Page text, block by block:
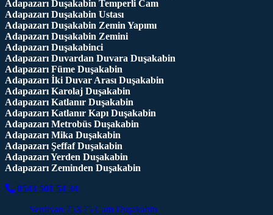
Adapazarı Duşakabin Temperli Cam
Adapazarı Duşakabin Ustası
Adapazarı Duşakabin Zemin Yapımı
Adapazarı Duşakabin Zemini
Adapazarı Duşakabinci
Adapazarı Duvardan Duvara Duşakabin
Adapazarı Füme Duşakabin
Adapazarı İki Duvar Arası Duşakabin
Adapazarı Karolaj Duşakabin
Adapazarı Katlanır Duşakabin
Adapazarı Katlanır Kapı Duşakabin
Adapazarı Metrobüs Duşakabin
Adapazarı Mika Duşakabin
Adapazarı Şeffaf Duşakabin
Adapazarı Yerden Duşakabin
Adapazarı Zeminden Duşakabin
0543 501 54 34
Serdivan 75X75 Cam Duşakabin